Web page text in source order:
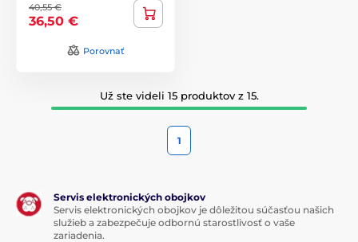
40,55 €
36,50 €
Porovnať
Už ste videli 15 produktov z 15.
1
Servis elektronických obojkov
Servis elektronických obojkov je dôležitou súčasťou našich
služieb a zabezpečuje odbornú starostlivosť o vaše
zariadenia.